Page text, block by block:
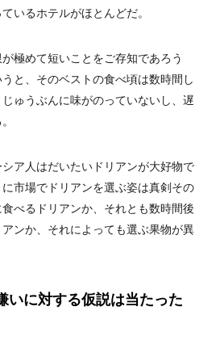
いるホテルがほとんどだ。
極めて短いことをご存知であろう
と、そのベストの食べ頃は数時間し
ゅうぶんに味がのっていないし、遅
ア人はだいたいドリアンが大好物で
市場でドリアンを選ぶ姿は真剣その
べるドリアンか、それとも数時間後
ンか、それによっても選ぶ果物が異
いに対する仮説は当たった